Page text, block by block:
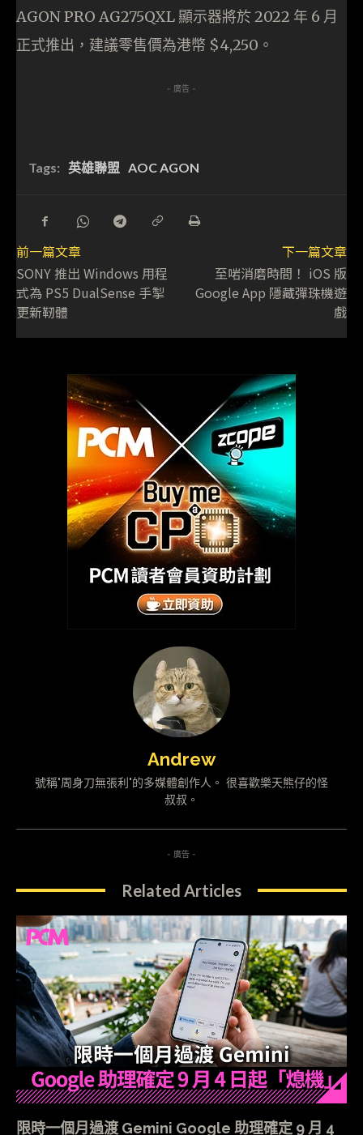
AGON PRO AG275QXL 顯示器將於 2022 年 6 月
正式推出，建議零售價為港幣 $4,250。
- 廣告 -
Tags: 英雄聯盟 AOC AGON
前一篇文章
SONY 推出 Windows 用程
式為 PS5 DualSense 手掣
更新靭體
下一篇文章
至啱消磨時間！ iOS 版
Google App 隱藏彈珠機遊
戲
Andrew
號稱"周身刀無張利"的多媒體創作人。 很喜歡樂天熊仔的怪
叔叔。
- 廣告 -
Related Articles
限時一個月過渡 Gemini Google 助理確定 9 月 4